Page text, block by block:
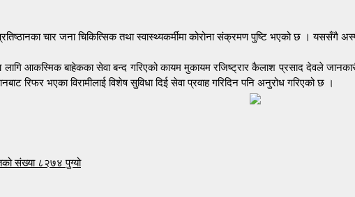
प्रतिष्ठानका चार जना चिकित्सिक तथा स्वास्थ्यकर्मीमा कोरोना संक्रमण पुष्टि भएको छ ।
आकस्मिक बाहेकका सेवा बन्द गरिएको कायम मुकायम रजिष्ट्रार कैलाश प्रसाद देवले जानकारी
रिफर भएका विरामीलाई विशेष सुविधा दिई सेवा प्रवाह गरिदिन पनि अनुरोध गरिएको छ ।
संख्या ८२७४ पुग्यो